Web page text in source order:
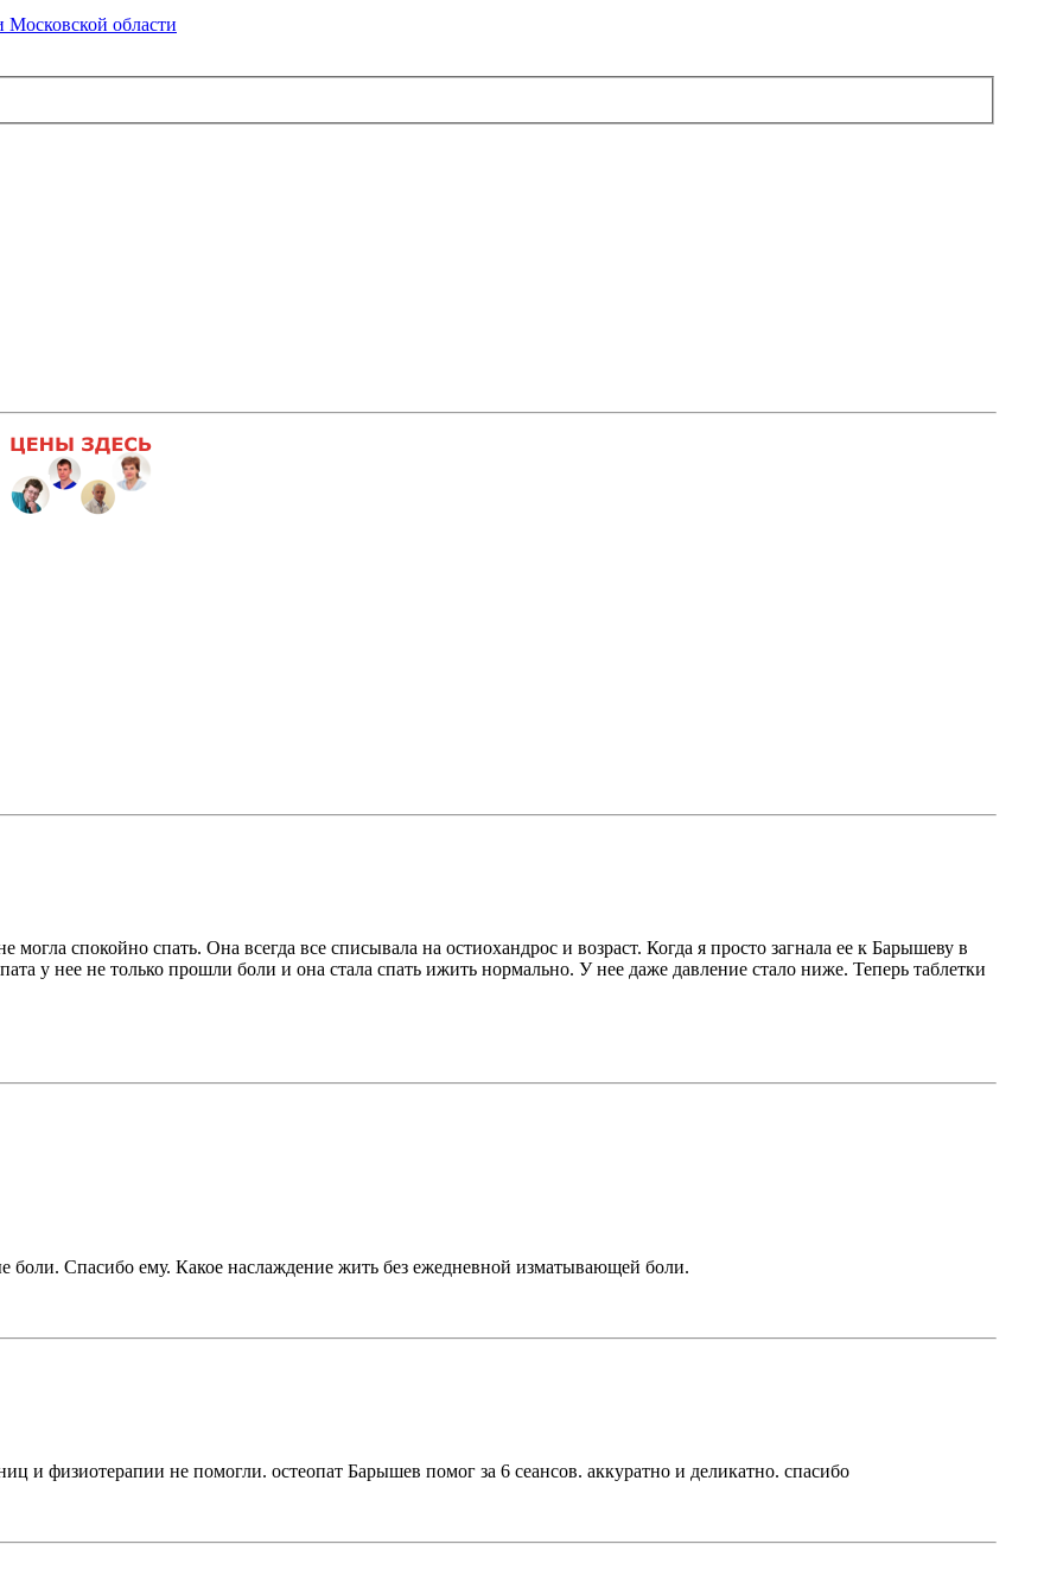
области
спокойно спать. Она всегда все списывала на остиохандрос и возраст. Когда я просто загнала ее к Барышеву в
у нее не только прошли боли и она стала спать ижить нормально. У нее даже давление стало ниже. Теперь таблетки
Спасибо ему. Какое наслаждение жить без ежедневной изматывающей боли.
и физиотерапии не помогли. остеопат Барышев помог за 6 сеансов. аккуратно и деликатно. спасибо